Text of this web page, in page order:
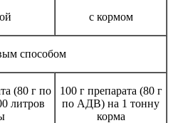
с кормом
способом
(80 г по
литров
100 г препарата (80 г
по АДВ) на 1 тонну
корма